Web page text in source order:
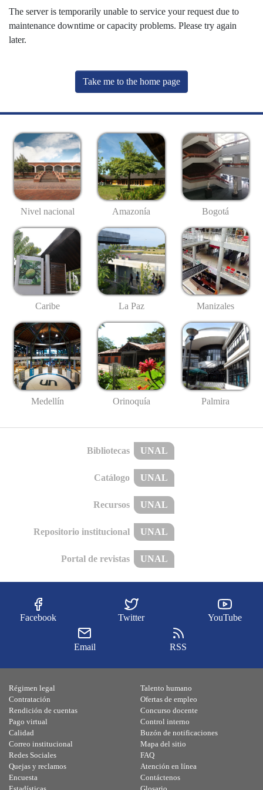
The server is temporarily unable to service your request due to
maintenance downtime or capacity problems. Please try again
later.
Take me to the home page
Nivel nacional Amazonía Bogotá
Caribe La Paz Manizales
Medellín Orinoquía Palmira
Bibliotecas UNAL
Catálogo UNAL
Recursos UNAL
Repositorio institucional UNAL
Portal de revistas UNAL
Facebook Twitter YouTube
Email RSS
Régimen legal
Contratación
Rendición de cuentas
Pago virtual
Calidad
Talento humano
Ofertas de empleo
Concurso docente
Control interno
Buzón de notificaciones
Correo institucional
Redes Sociales
Quejas y reclamos
Encuesta
Mapa del sitio
FAQ
Atención en línea
Contáctenos